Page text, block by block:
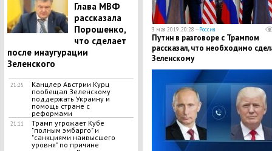
Глава МВФ
рассказала
Порошенко,
что сделает
после инаугурации
Зеленского
21:25
Канцлер Австрии Курц
пообещал Зеленскому
поддержать Украину и
помощь стране с
реформами
21:11
Трамп угрожает Кубе
"полным эмбарго" и
"санкциями наивысшего
уровня" по причине
3 мая 2019, 20:28 —Россия
Путин в разговоре с Трампом
рассказал, что необходимо
Зеленскому